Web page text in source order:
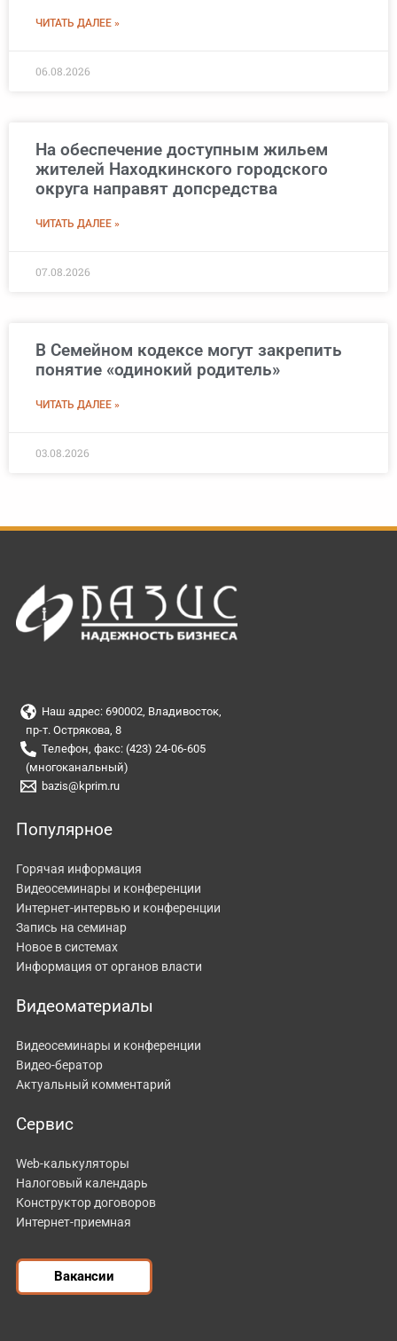
ЧИТАТЬ ДАЛЕЕ »
06.08.2026
На обеспечение доступным жильем
жителей Находкинского городского
округа направят допсредства
ЧИТАТЬ ДАЛЕЕ »
07.08.2026
В Семейном кодексе могут закрепить
понятие «одинокий родитель»
ЧИТАТЬ ДАЛЕЕ »
03.08.2026
Наш адрес: 690002, Владивосток,
пр-т. Острякова, 8
Телефон, факс: (423) 24-06-605
(многоканальный)
bazis@kprim.ru
Популярное
Горячая информация
Видеосеминары и конференции
Интернет-интервью и конференции
Запись на семинар
Новое в системах
Информация от органов власти
Видеоматериалы
Видеосеминары и конференции
Видео-бератор
Актуальный комментарий
Сервис
Web-калькуляторы
Налоговый календарь
Конструктор договоров
Интернет-приемная
Вакансии